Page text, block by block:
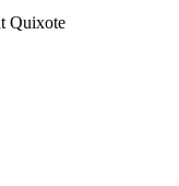
Quixote